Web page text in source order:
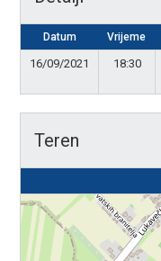
Datum Vrijeme
16/09/2021 18:30
Teren